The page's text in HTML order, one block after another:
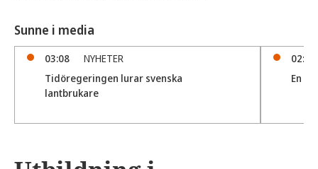
Sunne i media
03:08
NYHETER
Tidöregeringen lurar svenska
lantbrukare
02:15
En